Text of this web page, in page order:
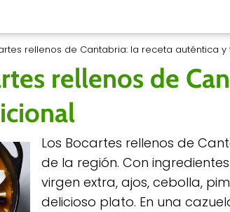
rellenos de Cantabria: la receta auténtica y
rellenos de
Los Bocartes rellenos de
de la región. Con
virgen extra, ajos, cebolla,
delicioso plato. En una